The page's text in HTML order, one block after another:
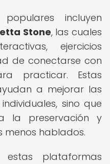
incluyen
Stone, las cuales
ejercicios
de conectarse con
practicar. Estas
a mejorar las
sino que
la preservación y
menos hablados.
plataformas